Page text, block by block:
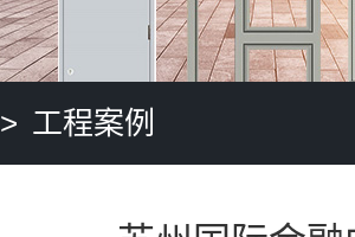
> 工程案例